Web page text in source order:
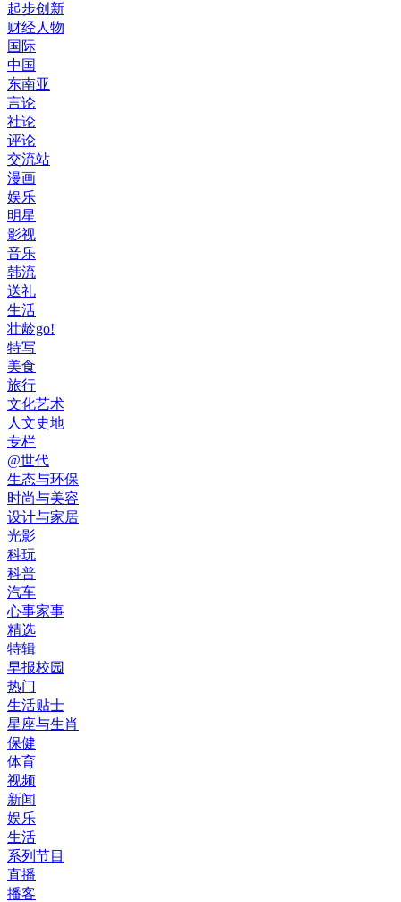
起步创新
财经人物
国际
中国
东南亚
言论
社论
评论
交流站
漫画
娱乐
明星
影视
音乐
韩流
送礼
生活
壮龄go!
特写
美食
旅行
文化艺术
人文史地
专栏
@世代
生态与环保
时尚与美容
设计与家居
光影
科玩
科普
汽车
心事家事
精选
特辑
早报校园
热门
生活贴士
星座与生肖
保健
体育
视频
新闻
娱乐
生活
系列节目
直播
播客